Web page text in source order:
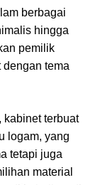
berbagai
hingga
pemilik
dengan tema
kabinet terbuat
logam, yang
tetapi juga
material